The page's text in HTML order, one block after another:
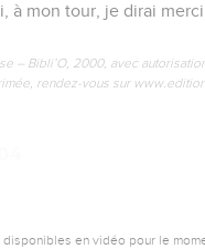
à mon tour, je dirai merci
– Bibli’O, 2000, avec
rendez-vous sur
en vidéo pour le